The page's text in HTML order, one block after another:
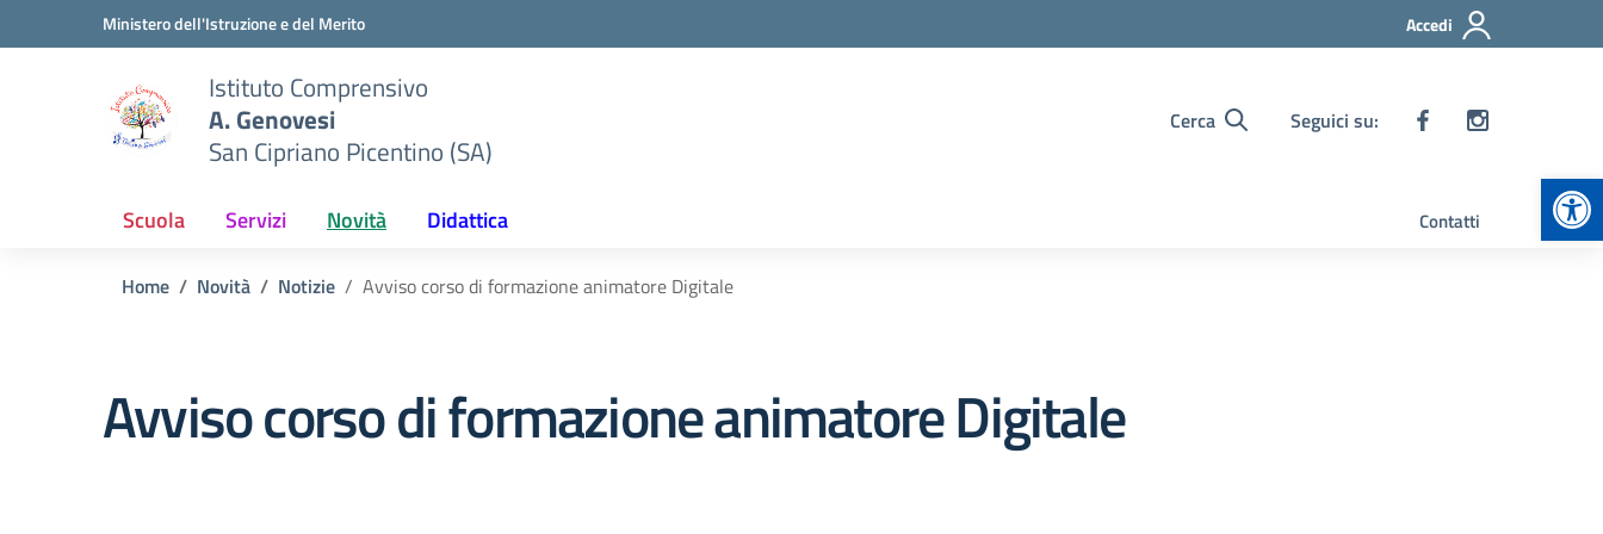
Vai ai contenuti
Vai al menu di navigazioneMinistero dell'Istruzione e del Merito Accedi
Istituto Comprensivo
A. Genovesi
San Cipriano Picentino (SA)
Cerca Seguici su:
Scuola Servizi Novità Didattica Contatti
Home Novità Notizie Avviso corso di formazione animatore Digitale
Avviso corso di formazione animatore Digitale